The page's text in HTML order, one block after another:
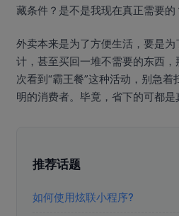
藏条件？是不是我现在真正需要的
外卖本来是为了方便生活，要是为
计，甚至买回一堆不需要的东西
次看到“霸王餐”这种活动，别急
明的消费者。毕竟，省下的可都是
推荐话题
如何使用炫联小程序?